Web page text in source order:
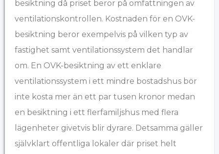
besiktning då priset beror på omfattningen av
ventilationskontrollen. Kostnaden för en OVK-
besiktning beror exempelvis på vilken typ av
fastighet samt ventilationssystem det handlar
om. En OVK-besiktning av ett enklare
ventilationssystem i ett mindre bostadshus bör
inte kosta mer än ett par tusen kronor medan
en besiktning i ett flerfamiljshus med flera
lägenheter givetvis blir dyrare. Detsamma gäller
självklart offentliga lokaler där priset helt